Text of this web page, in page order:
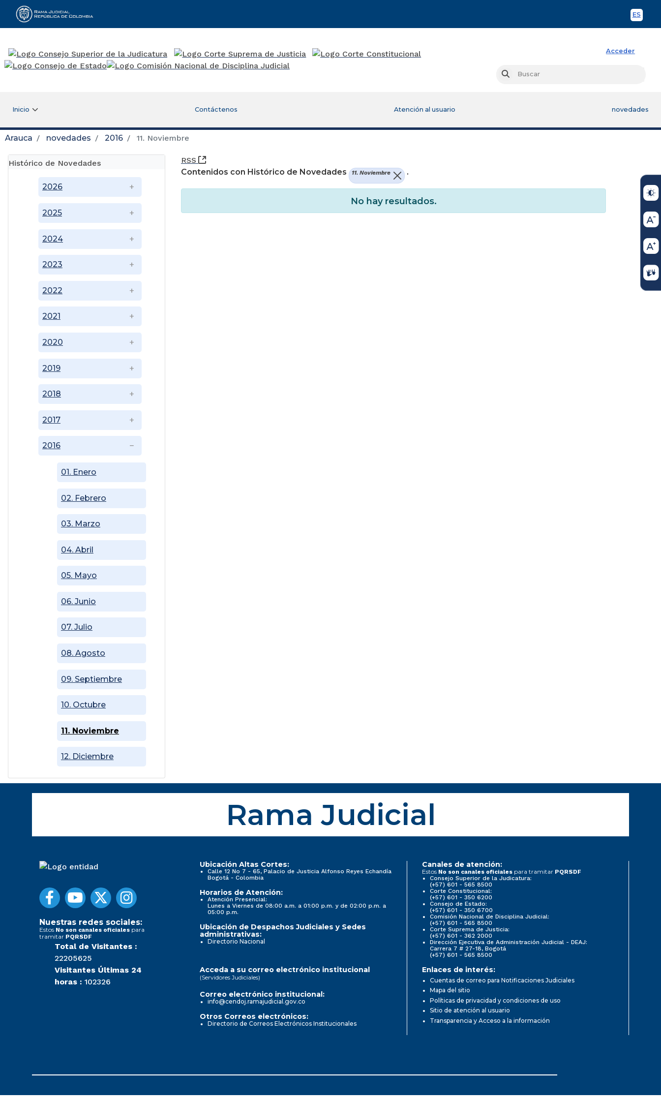
ES
Rama Judicial
Acceder
Buscar
Inicio Contáctenos Atención al usuario novedades
Arauca novedades 2016 11. Noviembre
Histórico de Novedades
2016
01. Enero
02. Febrero
03. Marzo
04. Abril
05. Mayo
06. Junio
07. Julio
08. Agosto
09. Septiembre
10. Octubre
11. Noviembre
12. Diciembre
2017
2018
2019
2020
2021
2022
2023
2024
2025
2026
RSS
(Abre una nueva ventana)
Contenidos con Histórico de Novedades
11. Noviembre .
No hay resultados.
Rama Judicial
Nuestras redes sociales:
Estos No son canales oficiales para
tramitar PQRSDF
Total de Visitantes :
22205625
Visitantes Últimas 24
horas : 102326
Ubicación Altas Cortes:
Calle 12 No 7 - 65, Palacio de Justicia Alfonso Reyes Echandía
Bogotá - Colombia
Horarios de Atención:
Atención Presencial:
Lunes a Viernes de 08:00 a.m. a 01:00 p.m. y de 02:00 p.m. a
05:00 p.m.
Ubicación de Despachos Judiciales y Sedes
administrativas:
Directorio Nacional
Canales de atención:
Estos No son canales oficiales para tramitar PQRSDF
Consejo Superior de la Judicatura:
(+57) 601 - 565 8500
Corte Constitucional:
(+57) 601 - 350 6200
Consejo de Estado:
(+57) 601 - 350 6700
Comisión Nacional de Disciplina Judicial:
(+57) 601 - 565 8500
Corte Suprema de Justicia:
(+57) 601 - 362 2000
Dirección Ejecutiva de Administración Judicial - DEAJ:
Carrera 7 # 27-18, Bogotá
(+57) 601 - 565 8500
Acceda a su correo electrónico institucional
(Servidores Judiciales)
Correo electrónico institucional:
info@cendoj.ramajudicial.gov.co
Otros Correos electrónicos:
Directorio de Correos Electrónicos Institucionales
Enlaces de interés:
Cuentas de correo para Notificaciones Judiciales
Mapa del sitio
Políticas de privacidad y condiciones de uso
Sitio de atención al usuario
Transparencia y Acceso a la información